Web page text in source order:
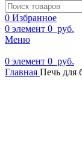
0 Избранное
0 элемент 0 руб.
Меню
0 элемент 0 руб.
Главная Печь для